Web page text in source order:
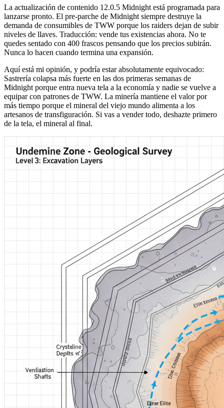
La actualización de contenido 12.0.5 Midnight está programada para
lanzarse pronto. El pre-parche de Midnight siempre destruye la
demanda de consumibles de TWW porque los raiders dejan de subir
niveles de llaves. Traducción: vende tus existencias ahora. No te
quedes sentado con 400 frascos pensando que los precios subirán.
Nunca lo hacen cuando termina una expansión.
Aquí está mi opinión, y podría estar absolutamente equivocado:
Sastrería colapsa más fuerte en las dos primeras semanas de
Midnight porque entra nueva tela a la economía y nadie se vuelve a
equipar con patrones de TWW. La minería mantiene el valor por
más tiempo porque el mineral del viejo mundo alimenta a los
artesanos de transfiguración. Si vas a vender todo, deshazte primero
de la tela, el mineral al final.